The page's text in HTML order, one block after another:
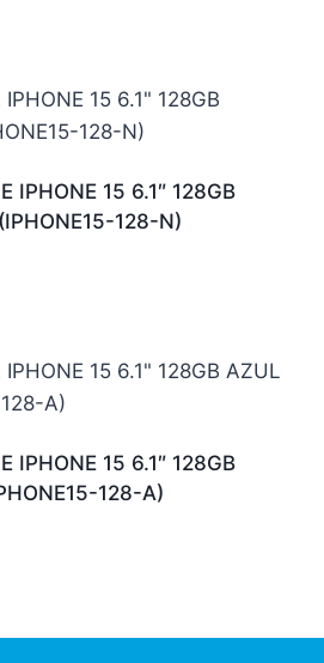
IPHONE 15 6.1″ 128GB
128-N)
IPHONE 15 6.1″ 128GB
128-A)